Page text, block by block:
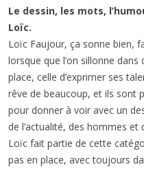
Le dessin, les mots,
Loïc.
Loïc Faujour, ça sonne bien,
lorsque que l’on sillonne
place, celle d’exprimer ses
rêve de beaucoup, et ils sont
pour donner à voir avec un
de l’actualité, des hommes et
Loïc fait partie de cette
pas en place, avec toujours